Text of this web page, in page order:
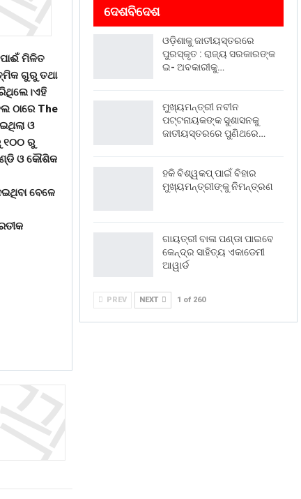
ମିଳିତ
ଗୁରୁ ତଥା
ଠାରେ The
ଓ
୧୦୦ ରୁ
ଓ କୌଶିକ
ବେଳେ
ଦେଶବିଦେଶ
ଓଡ଼ିଶାକୁ ଜାତୀୟସ୍ତରରେ
ପୁରସ୍କୃତ : ରାଜ୍ୟ ସରକାରଙ୍କ
ଇ- ଅବକାରୀକୁ…
ମୁଖ୍ୟମନ୍ତ୍ରୀ ନବୀନ
ପଟ୍ଟନାୟକଙ୍କ ସୁଶାସନକୁ
ଜାତୀୟସ୍ତରରେ ପୁଣିଥରେ…
ହକି ବିଶ୍ୱକପ୍ ପାଇଁ ବିହାର
ମୁଖ୍ୟମନ୍ତ୍ରୀଙ୍କୁ ନିମନ୍ତ୍ରଣ
ଗାୟତ୍ରୀ ବାଳା ପଣ୍ଡା ପାଇବେ
କେନ୍ଦ୍ର ସାହିତ୍ୟ ଏକାଡେମୀ
ଆୱାର୍ଡ
PREV NEXT 1 of 260